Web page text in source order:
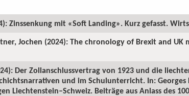
Zinssenkung mit «Soft Landing». Kurz gefasst.
Jochen (2024): The chronology of Brexit and
Der Zollanschlussvertrag von 1923 und die
und im Schulunterricht. In:
Liechtenstein–Schweiz. Beiträge aus Anlass des